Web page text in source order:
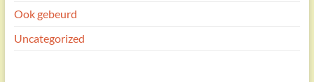
Ook gebeurd
Uncategorized